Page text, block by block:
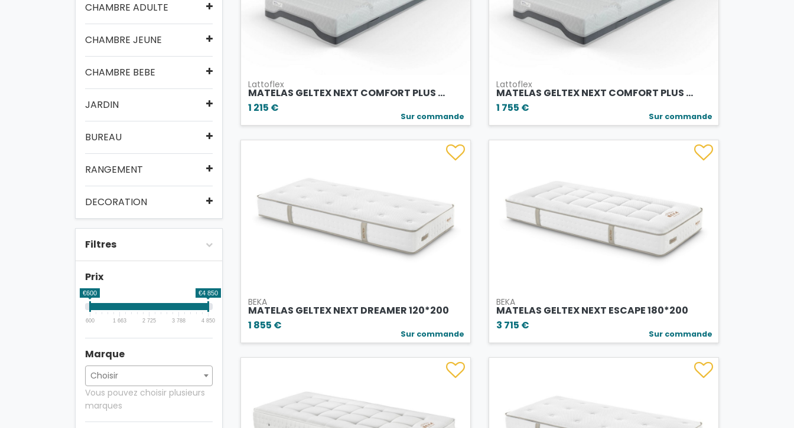
CHAMBRE ADULTE
CHAMBRE JEUNE
CHAMBRE BEBE
JARDIN
BUREAU
RANGEMENT
DECORATION
Filtres
Prix
€600 €4 850
600 1 663 2 725 3 788 4 850
Marque
Vous pouvez choisir plusieurs
marques
Lattoflex
MATELAS GELTEX NEXT COMFORT PLUS ...
1 215 €
Sur commande
Lattoflex
MATELAS GELTEX NEXT COMFORT PLUS ...
1 755 €
Sur commande
BEKA
MATELAS GELTEX NEXT DREAMER 120*200
1 855 €
Sur commande
BEKA
MATELAS GELTEX NEXT ESCAPE 180*200
3 715 €
Sur commande